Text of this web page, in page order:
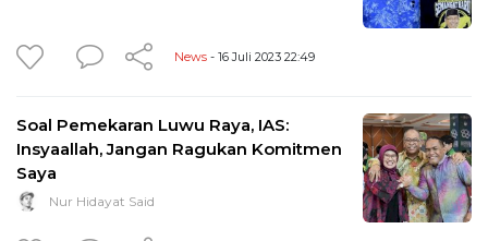
News - 16 Juli 2023 22:49
Soal Pemekaran Luwu Raya, IAS:
Insyaallah, Jangan Ragukan Komitmen
Saya
Nur Hidayat Said